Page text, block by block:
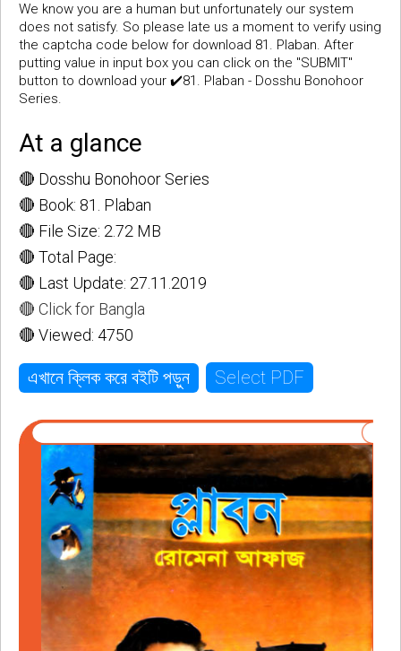
We know you are a human but unfortunately our system
does not satisfy. So please late us a moment to verify using
the captcha code below for download 81. Plaban. After
putting value in input box you can click on the "SUBMIT"
button to download your ✔️81. Plaban - Dosshu Bonohoor
Series.
At a glance
🔴 Dosshu Bonohoor Series
🔴 Book: 81. Plaban
🔴 File Size: 2.72 MB
🔴 Total Page:
🔴 Last Update: 27.11.2019
🔴 Click for Bangla
🔴 Viewed: 4750
এখানে ক্লিক করে বইটি পড়ুন Select PDF